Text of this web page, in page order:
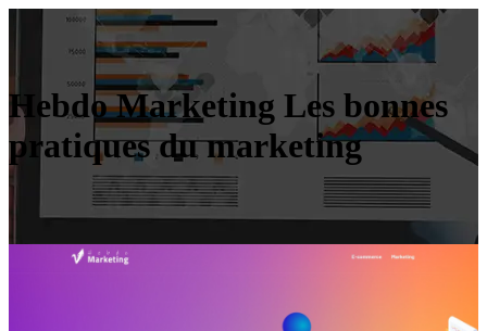
Hebdo Marketing Les bonnes
pratiques du marketing